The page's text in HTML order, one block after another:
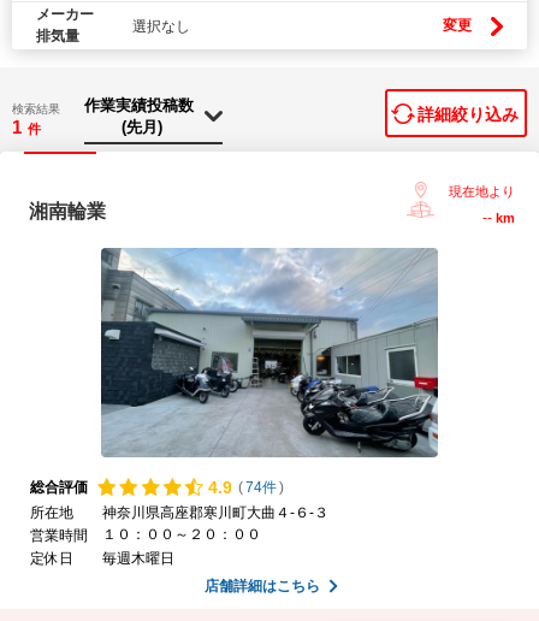
メーカー
排気量
選択なし 変更
検索結果
1 件
詳細絞り込み
湘南輪業
現在地より
-- km
総合評価 4.9 (74件)
所在地
神奈川県高座郡寒川町大曲４-６-３
営業時間
１０：００～２０：００
定休日
毎週木曜日
店舗詳細はこちら